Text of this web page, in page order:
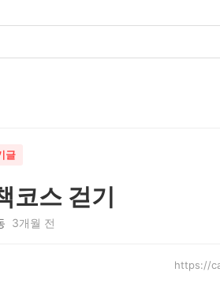
글
코스 걷기
3개월 전
https://